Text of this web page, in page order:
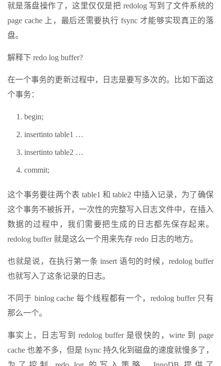
就是落盘操作了，这里仅仅是把 redolog 写到了文件系统的
page cache 上，最后还需要执行 fsync 才能够实现真正的落
盘。
解释下 redo log buffer?
在一个事务的更新过程中，日志是要写多次的。比如下面这
个事务：
begin;
insertinto table1 …
insertinto table2 …
commit;
这个事务要往两个表 table1 和 table2 中插入记录，为了确保
这个事务不被拆开，一次性的完整写入日志文件中，在插入
数据的过程中，我们需要把生成的日志都先保存起来。
redolog buffer 就是这么一个用来先存 redo 日志的地方。
也就是说，在执行第一条 insert 语句的时候，redolog buffer
也就写入了这条记录的日志。
不同于 binlog cache 每个线程都有一个，redolog buffer 只有
那么一个。
事实上，日志写到 redolog buffer 是很快的，wirte 到 page
cache 也差不多，但是 fsync 持久化到磁盘的速度就慢多了，